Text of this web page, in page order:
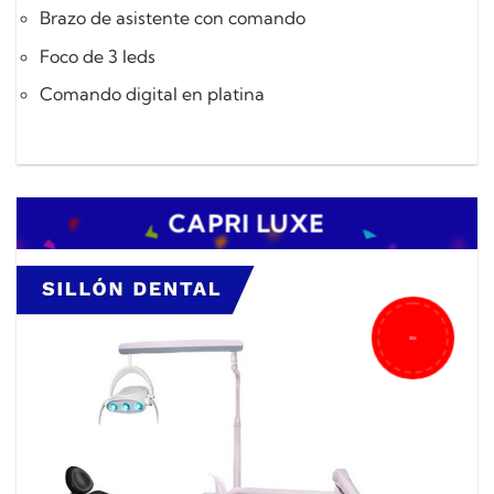
Brazo de asistente con comando
Foco de 3 leds
Comando digital en platina
CAPRI LUXE
35%